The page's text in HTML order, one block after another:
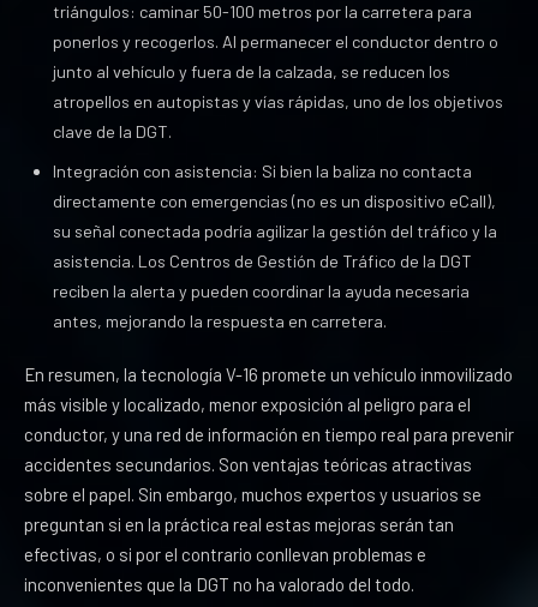
triángulos: caminar 50-100 metros por la carretera para
ponerlos y recogerlos. Al permanecer el conductor dentro o
junto al vehículo y fuera de la calzada, se reducen los
atropellos en autopistas y vías rápidas, uno de los objetivos
clave de la DGT.
Integración con asistencia: Si bien la baliza no contacta
directamente con emergencias (no es un dispositivo eCall),
su señal conectada podría agilizar la gestión del tráfico y la
asistencia. Los Centros de Gestión de Tráfico de la DGT
reciben la alerta y pueden coordinar la ayuda necesaria
antes, mejorando la respuesta en carretera.
En resumen, la tecnología V-16 promete un vehículo inmovilizado
más visible y localizado, menor exposición al peligro para el
conductor, y una red de información en tiempo real para prevenir
accidentes secundarios. Son ventajas teóricas atractivas
sobre el papel. Sin embargo, muchos expertos y usuarios se
preguntan si en la práctica real estas mejoras serán tan
efectivas, o si por el contrario conllevan problemas e
inconvenientes que la DGT no ha valorado del todo.